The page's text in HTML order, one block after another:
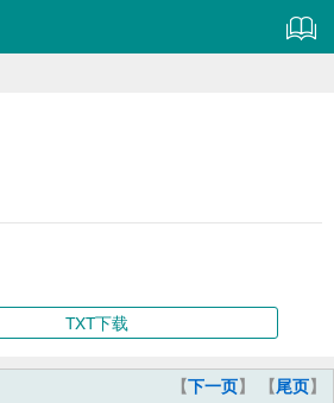
TXT下载
【下一页】 【尾页】